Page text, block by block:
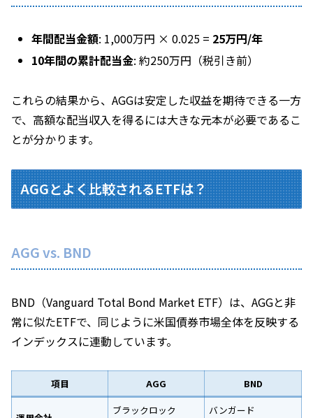
年間配当金額: 1,000万円 × 0.025 = 25万円/年
10年間の累計配当金: 約250万円（税引き前）
これらの結果から、AGGは安定した収益を期待できる一方
で、高額な配当収入を得るには大きな元本が必要であるこ
とが分かります。
AGGとよく比較されるETFは？
AGG vs. BND
BND（Vanguard Total Bond Market ETF）は、AGGと非
常に似たETFで、同じように米国債券市場全体を反映する
インデックスに連動しています。
項目 AGG BND
ブラックロック バンガード